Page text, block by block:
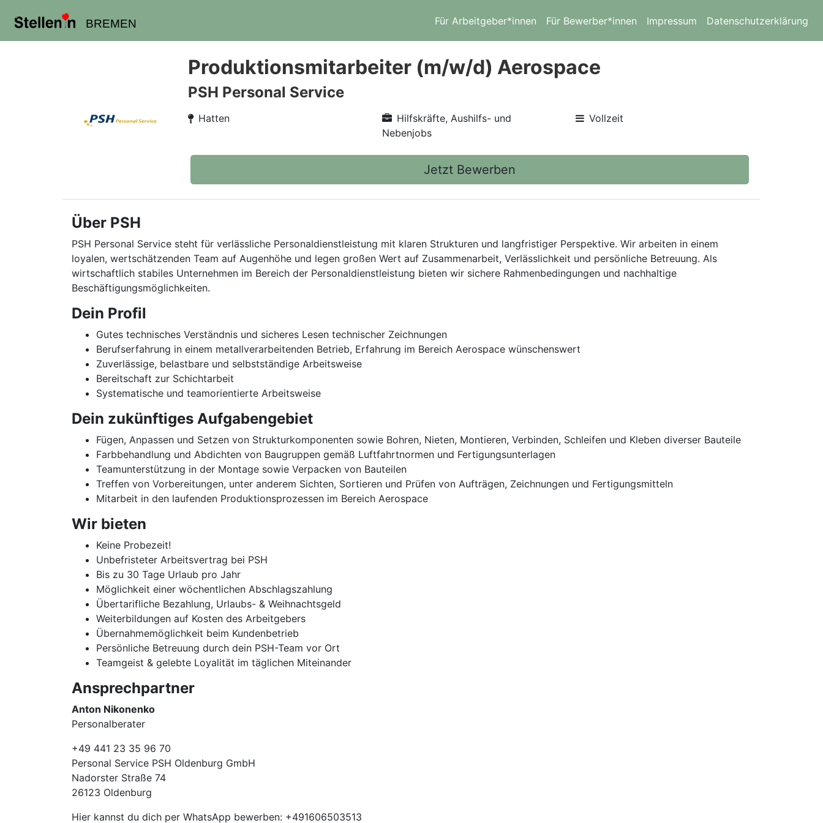
BREMEN Für Arbeitgeber*innen Für Bewerber*innen Impressum Datenschutzerklärung
Produktionsmitarbeiter (m/w/d) Aerospace
PSH Personal Service
Hatten
Hilfskräfte, Aushilfs- und
Nebenjobs
Vollzeit
Jetzt Bewerben
Über PSH
PSH Personal Service steht für verlässliche Personaldienstleistung mit klaren Strukturen und langfristiger Perspektive. Wir arbeiten in einem
loyalen, wertschätzenden Team auf Augenhöhe und legen großen Wert auf Zusammenarbeit, Verlässlichkeit und persönliche Betreuung. Als
wirtschaftlich stabiles Unternehmen im Bereich der Personaldienstleistung bieten wir sichere Rahmenbedingungen und nachhaltige
Beschäftigungsmöglichkeiten.
Dein Profil
Gutes technisches Verständnis und sicheres Lesen technischer Zeichnungen
Berufserfahrung in einem metallverarbeitenden Betrieb, Erfahrung im Bereich Aerospace wünschenswert
Zuverlässige, belastbare und selbstständige Arbeitsweise
Bereitschaft zur Schichtarbeit
Systematische und teamorientierte Arbeitsweise
Dein zukünftiges Aufgabengebiet
Fügen, Anpassen und Setzen von Strukturkomponenten sowie Bohren, Nieten, Montieren, Verbinden, Schleifen und Kleben diverser Bauteile
Farbbehandlung und Abdichten von Baugruppen gemäß Luftfahrtnormen und Fertigungsunterlagen
Teamunterstützung in der Montage sowie Verpacken von Bauteilen
Treffen von Vorbereitungen, unter anderem Sichten, Sortieren und Prüfen von Aufträgen, Zeichnungen und Fertigungsmitteln
Mitarbeit in den laufenden Produktionsprozessen im Bereich Aerospace
Wir bieten
Keine Probezeit!
Unbefristeter Arbeitsvertrag bei PSH
Bis zu 30 Tage Urlaub pro Jahr
Möglichkeit einer wöchentlichen Abschlagszahlung
Übertarifliche Bezahlung, Urlaubs- & Weihnachtsgeld
Weiterbildungen auf Kosten des Arbeitgebers
Übernahmemöglichkeit beim Kundenbetrieb
Persönliche Betreuung durch dein PSH-Team vor Ort
Teamgeist & gelebte Loyalität im täglichen Miteinander
Ansprechpartner
Anton Nikonenko
Personalberater
+49 441 23 35 96 70
Personal Service PSH Oldenburg GmbH
Nadorster Straße 74
26123 Oldenburg
Hier kannst du dich per WhatsApp bewerben: +491606503513